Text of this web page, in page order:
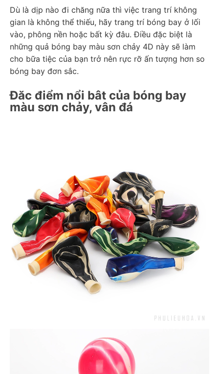
Dù là dịp nào đi chăng nữa thì việc trang trí không
gian là không thể thiếu, hãy trang trí bóng bay ở lối
vào, phông nền hoặc bất kỳ đâu. Điều đặc biệt là
những quả bóng bay màu sơn chảy 4D này sẽ làm
cho bữa tiệc của bạn trở nên rực rỡ ấn tượng hơn so
bóng bay đơn sắc.
Đặc điểm nổi bật của bóng bay
màu sơn chảy, vân đá